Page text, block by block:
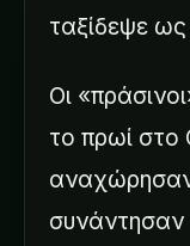
ταξίδεψε
Οι
το πρωί στο
αναχώρησαν
συνάντησαν